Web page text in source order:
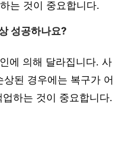
는 것이 중요합니다.
성공하나요?
에 의해 달라집니다. 사
된 경우에는 복구가 어
하는 것이 중요합니다.